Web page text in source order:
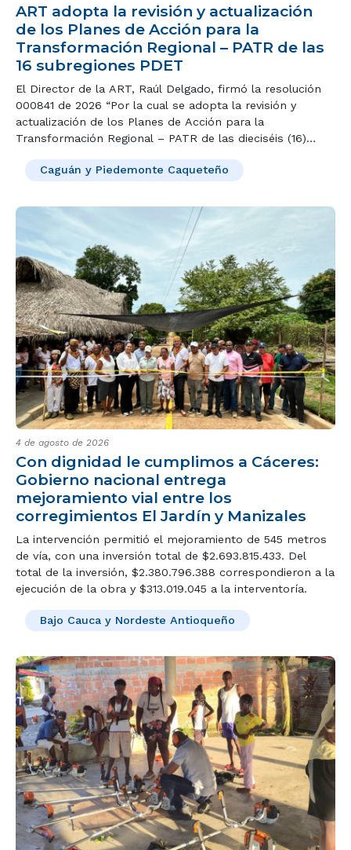
ART adopta la revisión y actualización
de los Planes de Acción para la
Transformación Regional – PATR de las
16 subregiones PDET
El Director de la ART, Raúl Delgado, firmó la resolución
000841 de 2026 “Por la cual se adopta la revisión y
actualización de los Planes de Acción para la
Transformación Regional – PATR de las dieciséis (16)
de Desarrollo con Enfoque Territorial – PDET”.
Caguán y Piedemonte Caqueteño
4 de agosto de 2026
Con dignidad le cumplimos a Cáceres:
Gobierno nacional entrega
mejoramiento vial entre los
corregimientos El Jardín y Manizales
La intervención permitió el mejoramiento de 545 metros
de vía, con una inversión total de $2.693.815.433. Del
total de la inversión, $2.380.796.388 correspondieron a la
ejecución de la obra y $313.019.045 a la interventoría.
Bajo Cauca y Nordeste Antioqueño